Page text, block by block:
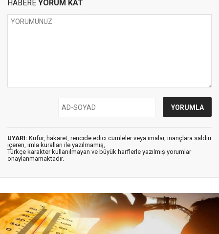
HABERE YORUM KAT
UYARI: Küfür, hakaret, rencide edici cümleler veya imalar, inançlara saldırı
içeren, imla kuralları ile yazılmamış,
Türkçe karakter kullanılmayan ve büyük harflerle yazılmış yorumlar
onaylanmamaktadır.